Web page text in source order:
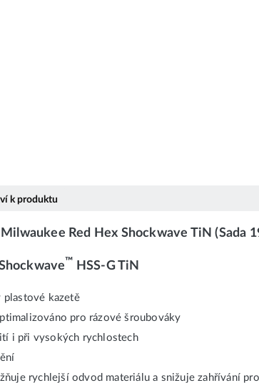
k produktu
Red Hex Shockwave TiN (Sada
™ HSS-G TiN
kazetě
pro rázové šroubováky
i při vysokých rychlostech
rychlejší odvod materiálu a snižuje zahřívání